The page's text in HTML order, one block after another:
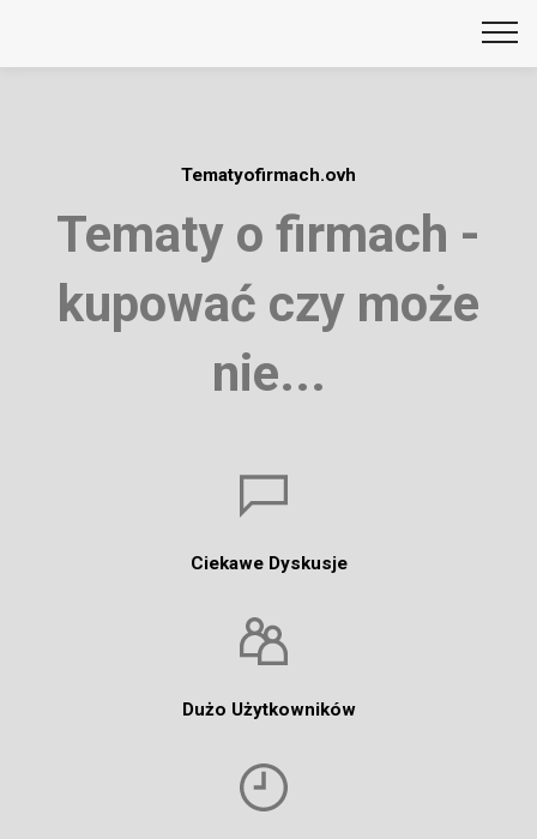
Tematyofirmach.ovh
Tematy o firmach -
kupować czy może
nie...
Ciekawe Dyskusje
Dużo Użytkowników